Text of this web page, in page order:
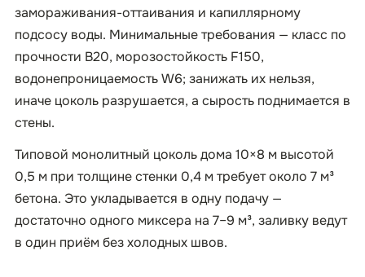
замораживания-оттаивания и капиллярному
подсосу воды. Минимальные требования — класс по
прочности B20, морозостойкость F150,
водонепроницаемость W6; занижать их нельзя,
иначе цоколь разрушается, а сырость поднимается в
стены.
Типовой монолитный цоколь дома 10×8 м высотой
0,5 м при толщине стенки 0,4 м требует около 7 м³
бетона. Это укладывается в одну подачу —
достаточно одного миксера на 7–9 м³, заливку ведут
в один приём без холодных швов.